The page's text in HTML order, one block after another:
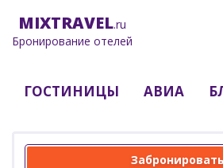
MIXTRAVEL.ru
Бронирование отелей
ГОСТИНИЦЫ АВИА
Забронировать